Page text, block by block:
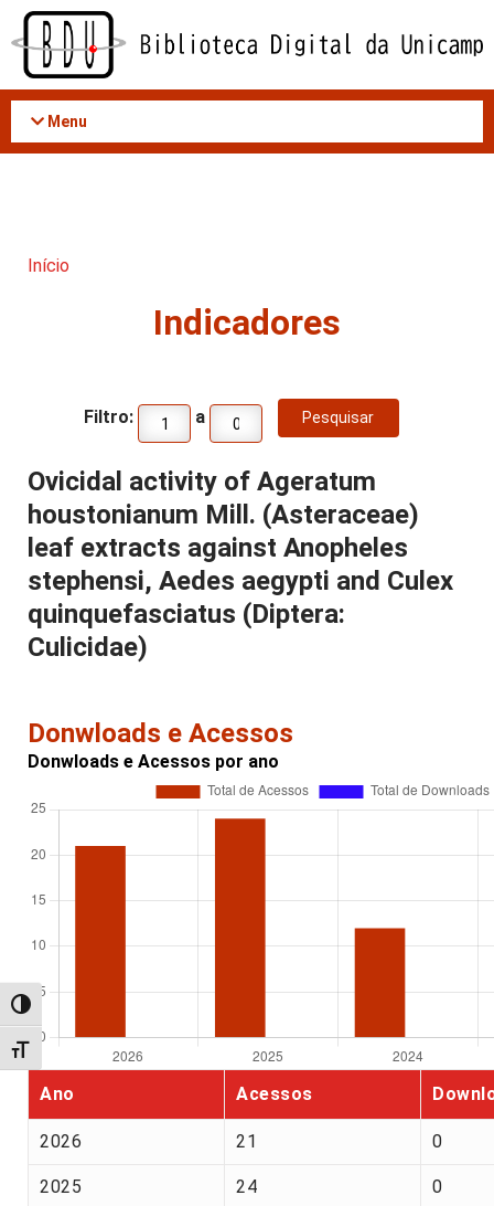
Acessar
conteúdo
Alternar alto contraste
Alternar tamanho da fonte
Menu
Início
Indicadores
Filtro: a
Ovicidal activity of Ageratum
houstonianum Mill. (Asteraceae)
leaf extracts against Anopheles
stephensi, Aedes aegypti and Culex
quinquefasciatus (Diptera:
Culicidae)
Donwloads e Acessos
Donwloads e Acessos por ano
Ano Acessos
2026 21 0
2025 24 0